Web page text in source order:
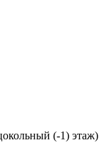
(-1) этаж)